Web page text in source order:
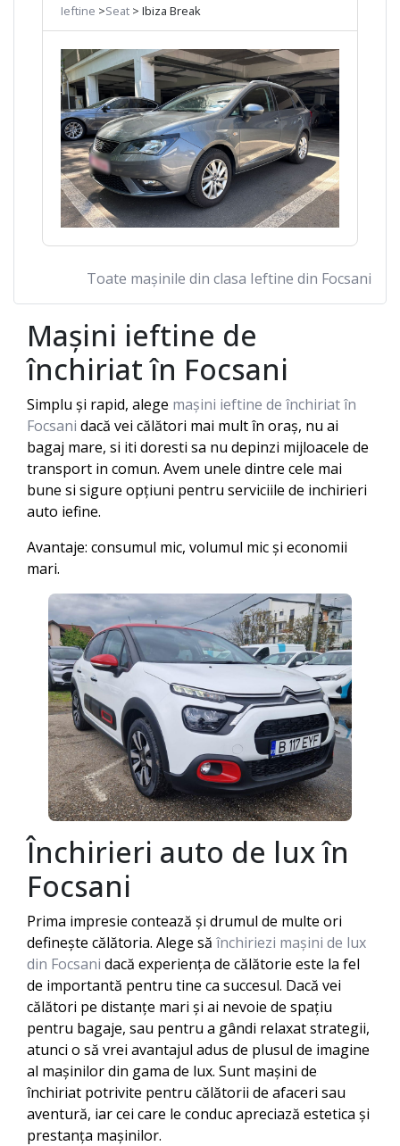
Ieftine >Seat > Ibiza Break
Toate mașinile din clasa Ieftine din Focsani
Mașini ieftine de
închiriat în Focsani
Simplu și rapid, alege mașini ieftine de închiriat în
Focsani dacă vei călători mai mult în oraș, nu ai
bagaj mare, si iti doresti sa nu depinzi mijloacele de
transport in comun. Avem unele dintre cele mai
bune si sigure opțiuni pentru serviciile de inchirieri
auto iefine.
Avantaje: consumul mic, volumul mic și economii
mari.
Închirieri auto de lux în
Focsani
Prima impresie contează și drumul de multe ori
definește călătoria. Alege să închiriezi mașini de lux
din Focsani dacă experiența de călătorie este la fel
de importantă pentru tine ca succesul. Dacă vei
călători pe distanțe mari și ai nevoie de spațiu
pentru bagaje, sau pentru a gândi relaxat strategii,
atunci o să vrei avantajul adus de plusul de imagine
al mașinilor din gama de lux. Sunt mașini de
închiriat potrivite pentru călătorii de afaceri sau
aventură, iar cei care le conduc apreciază estetica și
prestanța mașinilor.